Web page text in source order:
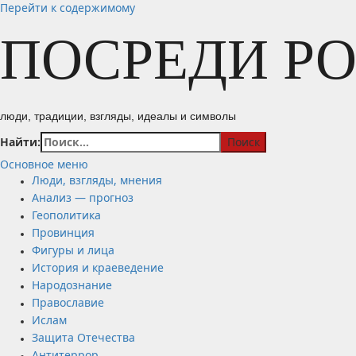
Перейти к содержимому
ПОСРЕДИ
люди, традиции, взгляды, идеалы и символы
Найти:
Основное меню
Люди, взгляды, мнения
Анализ — прогноз
Геополитика
Провинция
Фигуры и лица
История и краеведение
Народознание
Православие
Ислам
Защита Отечества